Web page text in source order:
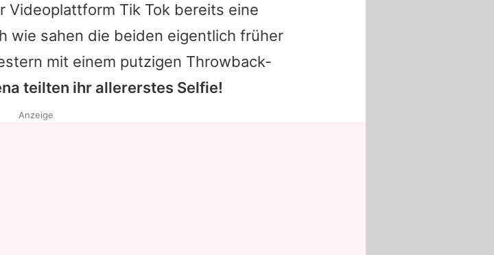
Videoplattform Tik Tok bereits eine
wie sahen die beiden eigentlich früher
mit einem putzigen Throwback-
teilten ihr allererstes Selfie!
Anzeige